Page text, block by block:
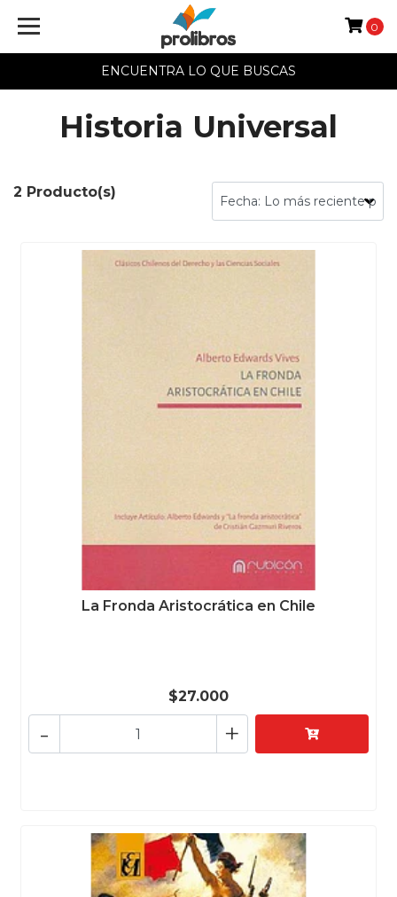
ENCUENTRA LO QUE BUSCAS
0
Historia Universal
2 Producto(s)
La Fronda Aristocrática en Chile
$27.000
+
-